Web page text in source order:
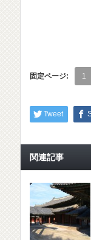
固定ページ: 1
Tweet
関連記事